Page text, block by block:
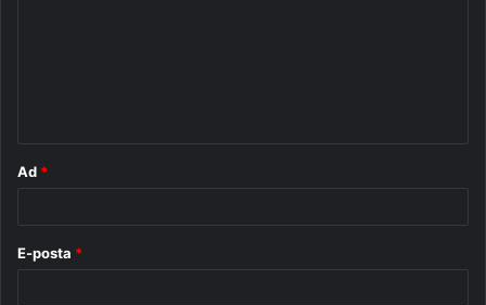
Ad *
E-posta *